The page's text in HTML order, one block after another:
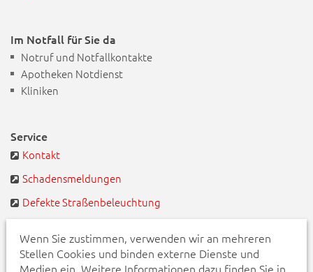
Im Notfall für Sie da
Notruf und Notfallkontakte
Apotheken Notdienst
Kliniken
Service
Kontakt
Schadensmeldungen
Defekte Straßenbeleuchtung
Wenn Sie zustimmen, verwenden wir an mehreren
Stellen Cookies und binden externe Dienste und
Medien ein. Weitere Informationen dazu finden Sie in